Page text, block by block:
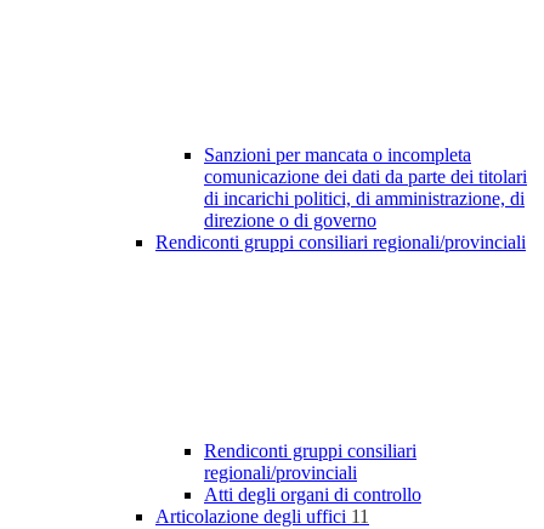
Sanzioni per mancata o incompleta
comunicazione dei dati da parte dei titolari
di incarichi politici, di amministrazione, di
direzione o di governo
Rendiconti gruppi consiliari regionali/provinciali
Rendiconti gruppi consiliari
regionali/provinciali
Atti degli organi di controllo
Articolazione degli uffici 11